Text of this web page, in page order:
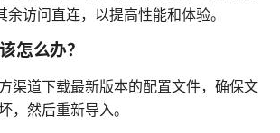
访问直连，以提高性能和体验。
怎么办？
渠道下载最新版本的配置文件，确保文
，然后重新导入。